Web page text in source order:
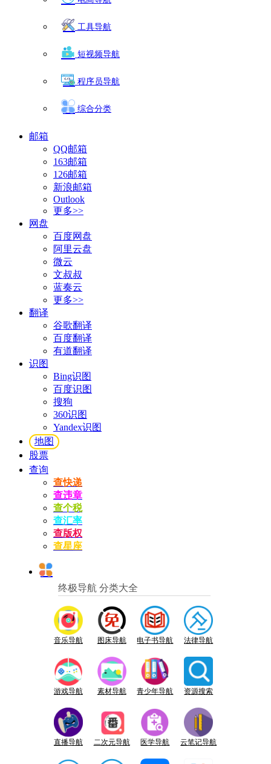
工具导航
短视频导航
程序员导航
综合分类
邮箱
QQ邮箱
163邮箱
126邮箱
新浪邮箱
Outlook
更多>>
网盘
百度网盘
阿里云盘
微云
文叔叔
蓝奏云
更多>>
翻译
谷歌翻译
百度翻译
有道翻译
识图
Bing识图
百度识图
搜狗
360识图
Yandex识图
地图
股票
查询
查快递
查违章
查个税
查汇率
查版权
查星座
终极导航 分类大全
音乐导航 图床导航 电子书导航 法律导航
游戏导航 素材导航 青少年导航 资源搜索
直播导航 二次元导航 医学导航 云笔记导航